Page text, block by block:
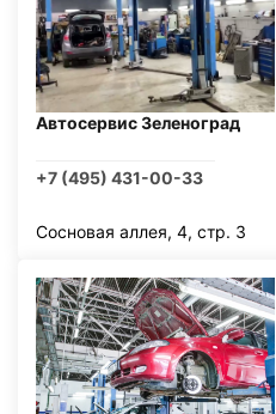
Автосервис Зеленоград
+7 (495) 431-00-33
Сосновая аллея, 4, стр. 3